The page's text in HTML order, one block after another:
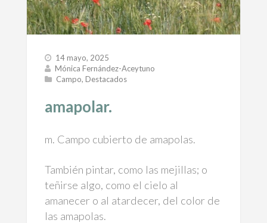
14 mayo, 2025
Mónica Fernández-Aceytuno
Campo, Destacados
amapolar.
m. Campo cubierto de amapolas.
También pintar, como las mejillas; o
teñirse algo, como el cielo al
amanecer o al atardecer, del color de
las amapolas.